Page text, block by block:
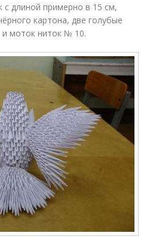
длиной примерно в 15 см,
картона, две голубые
и моток ниток № 10.